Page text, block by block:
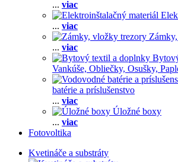
... viac
... viac
... viac
Vankúše, Obliečky, Osušky,
batérie a príslušenstvo
... viac
Úložné boxy
... viac
Fotovoltika
Kvetináče a substráty